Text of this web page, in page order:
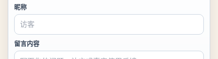
昵称
留言内容